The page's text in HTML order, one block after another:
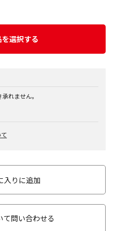
を選択する
れません。
入りに追加
て問い合わせる